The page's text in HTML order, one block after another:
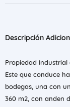
Descripción
Propiedad
Este que conduce
bodegas, una con
360 m2, con anden